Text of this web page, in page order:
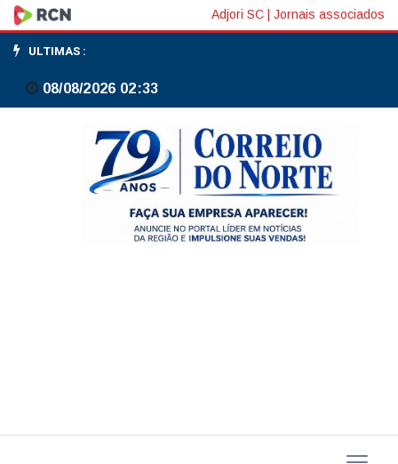
Para
FMI,
Brasil
precisam
Adjori SC Jornais associados
ULTIMAS :
08/08/2026 02:33